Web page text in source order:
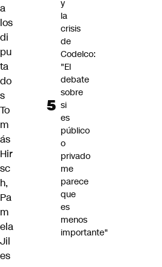
a
los
di
pu
ta
do
s
To
m
ás
Hir
sc
h,
Pa
m
ela
Jil
es
y
la
crisis
de
Codelco:
"El
debate
sobre
si
es
público
o
privado
me
parece
que
es
menos
importante"